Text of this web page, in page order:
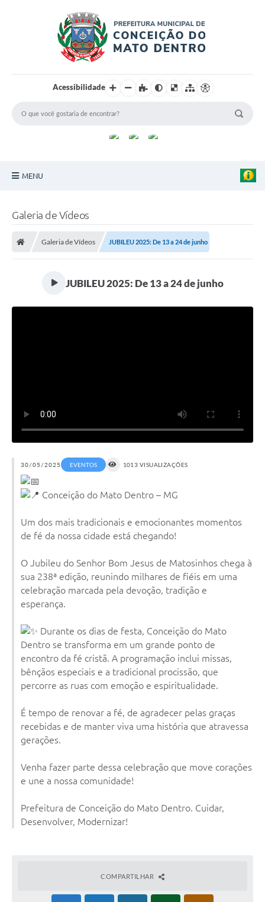
Acessibilidade
MENU
Controle Interno
SIM - Serviço de Inspeção Muncipal
e-SIC
Contato
Notificações Ambientais
Conselho Municipal de Conservação e Defesa do
Meio Ambiente-CODEMA
Galeria de Fotos
Contratos
Arquivos para Download
Obras
Galeria de Vídeos
Contas Públicas
Galeria de Vídeos
Galeria de Vídeos JUBILEU 2025: De 13 a 24 de junho
JUBILEU 2025: De 13 a 24 de junho
30/05/2025 EVENTOS 1013 VISUALIZAÇÕES
Conceição do Mato Dentro – MG
Um dos mais tradicionais e emocionantes momentos
de fé da nossa cidade está chegando!
O Jubileu do Senhor Bom Jesus de Matosinhos chega à
sua 238ª edição, reunindo milhares de fiéis em uma
celebração marcada pela devoção, tradição e
esperança.
Durante os dias de festa, Conceição do Mato
Dentro se transforma em um grande ponto de
encontro da fé cristã. A programação inclui missas,
bênçãos especiais e a tradicional procissão, que
percorre as ruas com emoção e espiritualidade.
É tempo de renovar a fé, de agradecer pelas graças
recebidas e de manter viva uma história que atravessa
gerações.
Venha fazer parte dessa celebração que move corações
e une a nossa comunidade!
Prefeitura de Conceição do Mato Dentro. Cuidar,
Desenvolver, Modernizar!
COMPARTILHAR